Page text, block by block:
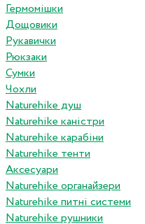
Гермомішки
Дощовики
Рукавички
Рюкзаки
Сумки
Чохли
Naturehike душ
Naturehike каністри
Naturehike карабіни
Naturehike тенти
Аксесуари
Naturehike органайзери
Naturehike питні системи
Naturehike рушники